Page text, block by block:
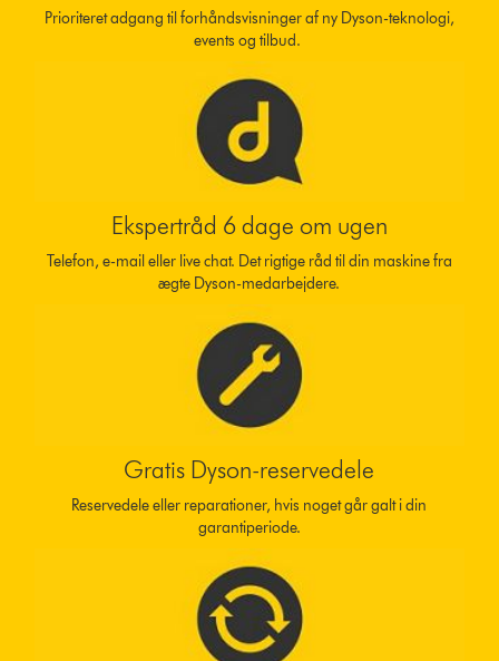
Prioriteret adgang til forhåndsvisninger af ny Dyson-teknologi,
events og tilbud.
Ekspertråd 6 dage om ugen
Telefon, e-mail eller live chat. Det rigtige råd til din maskine fra
ægte Dyson-medarbejdere.
Gratis Dyson-reservedele
Reservedele eller reparationer, hvis noget går galt i din
garantiperiode.